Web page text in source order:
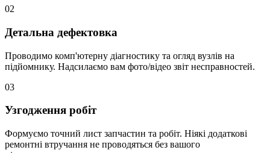
02
Детальна дефектовка
Проводимо комп'ютерну діагностику та огляд вузлів на
підйомнику. Надсилаємо вам фото/відео звіт несправностей.
03
Узгодження робіт
Формуємо точний лист запчастин та робіт. Ніякі додаткові
ремонтні втручання не проводяться без вашого